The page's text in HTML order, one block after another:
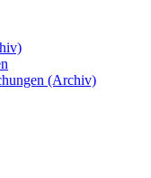
(Archiv)